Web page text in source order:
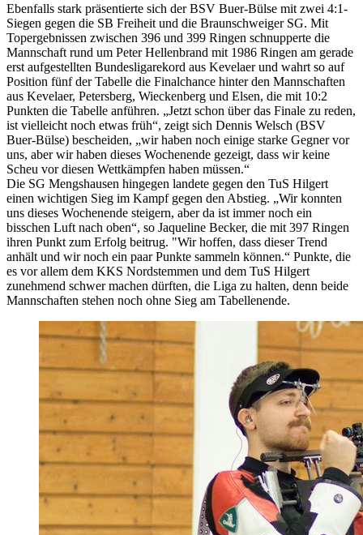
Ebenfalls stark präsentierte sich der BSV Buer-Bülse mit zwei 4:1-
Siegen gegen die SB Freiheit und die Braunschweiger SG. Mit
Topergebnissen zwischen 396 und 399 Ringen schnupperte die
Mannschaft rund um Peter Hellenbrand mit 1986 Ringen am gerade
erst aufgestellten Bundesligarekord aus Kevelaer und wahrt so auf
Position fünf der Tabelle die Finalchance hinter den Mannschaften
aus Kevelaer, Petersberg, Wieckenberg und Elsen, die mit 10:2
Punkten die Tabelle anführen. „Jetzt schon über das Finale zu reden,
ist vielleicht noch etwas früh“, zeigt sich Dennis Welsch (BSV
Buer-Bülse) bescheiden, „wir haben noch einige starke Gegner vor
uns, aber wir haben dieses Wochenende gezeigt, dass wir keine
Scheu vor diesen Wettkämpfen haben müssen.“
Die SG Mengshausen hingegen landete gegen den TuS Hilgert
einen wichtigen Sieg im Kampf gegen den Abstieg. „Wir konnten
uns dieses Wochenende steigern, aber da ist immer noch ein
bisschen Luft nach oben“, so Jaqueline Becker, die mit 397 Ringen
ihren Punkt zum Erfolg beitrug. "Wir hoffen, dass dieser Trend
anhält und wir noch ein paar Punkte sammeln können.“ Punkte, die
es vor allem dem KKS Nordstemmen und dem TuS Hilgert
zunehmend schwer machen dürften, die Liga zu halten, denn beide
Mannschaften stehen noch ohne Sieg am Tabellenende.